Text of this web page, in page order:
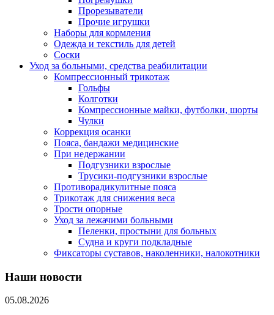
Прорезыватели
Прочие игрушки
Наборы для кормления
Одежда и текстиль для детей
Соски
Уход за больными, средства реабилитации
Компрессионный трикотаж
Гольфы
Колготки
Компрессионные майки, футболки, шорты
Чулки
Коррекция осанки
Пояса, бандажи медицинские
При недержании
Подгузники взрослые
Трусики-подгузники взрослые
Противорадикулитные пояса
Трикотаж для снижения веса
Трости опорные
Уход за лежачими больными
Пеленки, простыни для больных
Судна и круги подкладные
Фиксаторы суставов, наколенники, налокотники
Наши новости
05.08.2026